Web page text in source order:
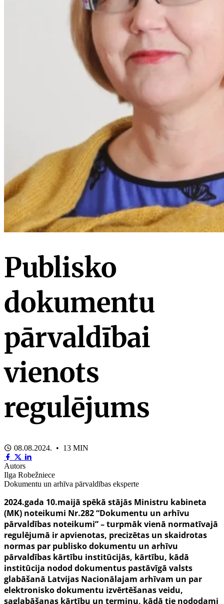
Publisko
dokumentu
pārvaldībai
vienots
regulējums
08.08.2024. • 13 MIN
Autors
Ilga Robežniece
Dokumentu un arhīva pārvaldības eksperte
2024.gada 10.maijā spēkā stājās Ministru kabineta
(MK) noteikumi Nr.282 “Dokumentu un arhīvu
pārvaldības noteikumi” – turpmāk vienā normatīvajā
regulējumā ir apvienotas, precizētas un skaidrotas
normas par publisko dokumentu un arhīvu
pārvaldības kārtību institūcijās, kārtību, kādā
institūcija nodod dokumentus pastāvīgā valsts
glabāšanā Latvijas Nacionālajam arhīvam un par
elektronisko dokumentu izvērtēšanas veidu,
saglabāšanas kārtību un termiņu, kādā tie nododami